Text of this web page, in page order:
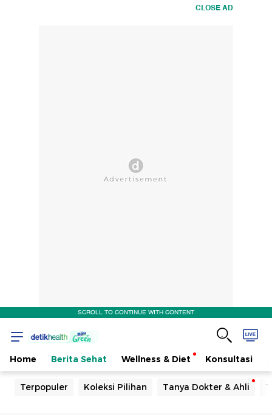
CLOSE AD
SCROLL TO CONTINUE WITH CONTENT
Home Berita Sehat Wellness & Diet Konsultasi
Terpopuler Koleksi Pilihan Tanya Dokter & Ahli